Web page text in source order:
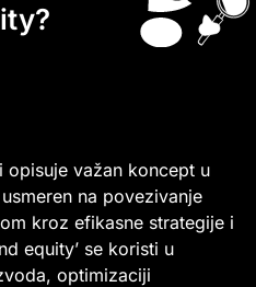
opisuje važan koncept u
na povezivanje
kroz efikasne strategije i
equity’ se koristi u
optimizaciji